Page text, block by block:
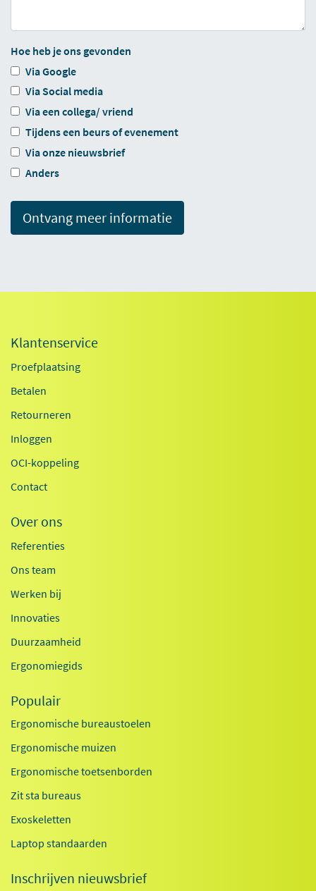
Hoe heb je ons gevonden
Via Google
Via Social media
Via een collega/ vriend
Tijdens een beurs of evenement
Via onze nieuwsbrief
Anders
Ontvang meer informatie
Klantenservice
Proefplaatsing
Betalen
Retourneren
Inloggen
OCI-koppeling
Contact
Over ons
Referenties
Ons team
Werken bij
Innovaties
Duurzaamheid
Ergonomiegids
Populair
Ergonomische bureaustoelen
Ergonomische muizen
Ergonomische toetsenborden
Zit sta bureaus
Exoskeletten
Laptop standaarden
Inschrijven nieuwsbrief